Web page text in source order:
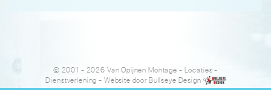
© 2001 - 2026 Van Opijnen Montage - Locaties-
Dienstverlening - Website doorBullseye Design